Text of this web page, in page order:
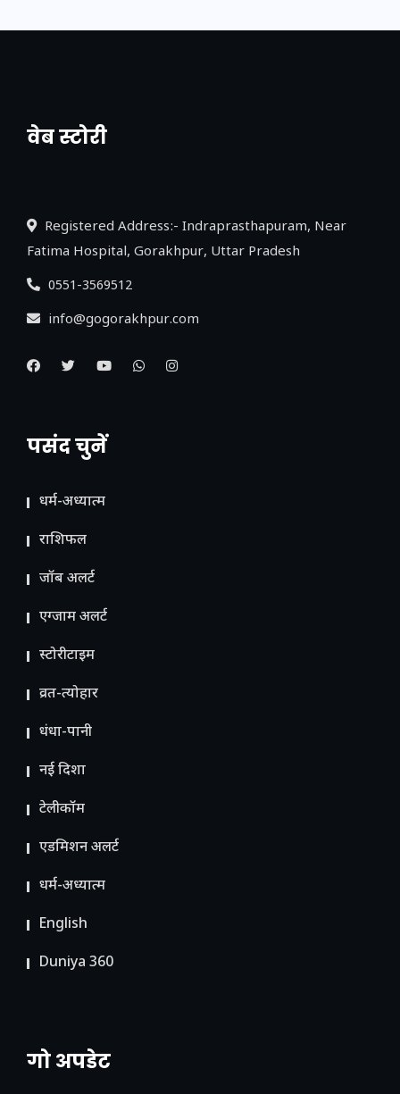
वेब स्टोरी
नया एक्सप्रेसवे: पूर्वांचल का लक, डेवलपमेंट का
Registered Address:- Indraprasthapuram, Near
Fatima Hospital, Gorakhpur, Uttar Pradesh
0551-3569512
info@gogorakhpur.com
पसंद चुनें
धर्म-अध्यात्म
राशिफल
जॉब अलर्ट
एग्जाम अलर्ट
स्टोरीटाइम
व्रत-त्योहार
धंधा-पानी
नई दिशा
टेलीकॉम
ए​डमिशन अलर्ट
धर्म-अध्यात्म
English
Duniya 360
गो अपडेट